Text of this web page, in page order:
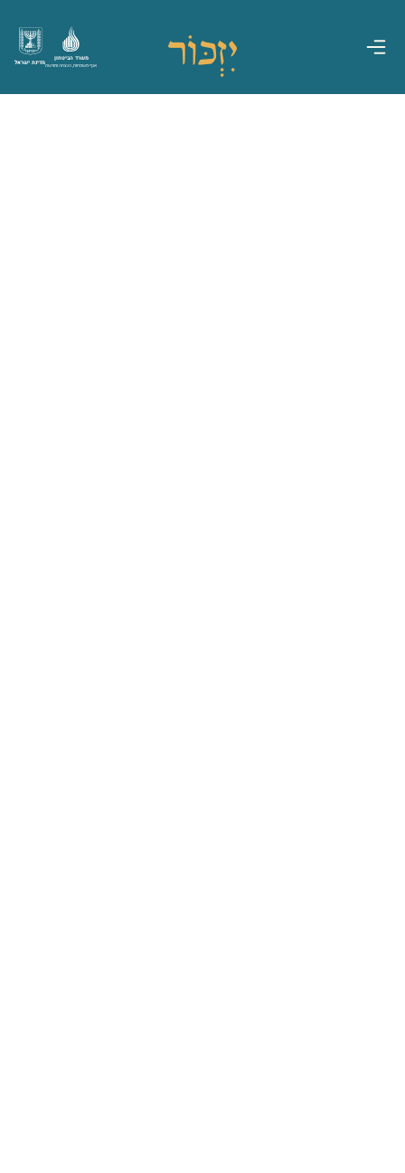
מדינת ישראל
משרד הביטחון
אגף משפחות, הנצחה ומורשת